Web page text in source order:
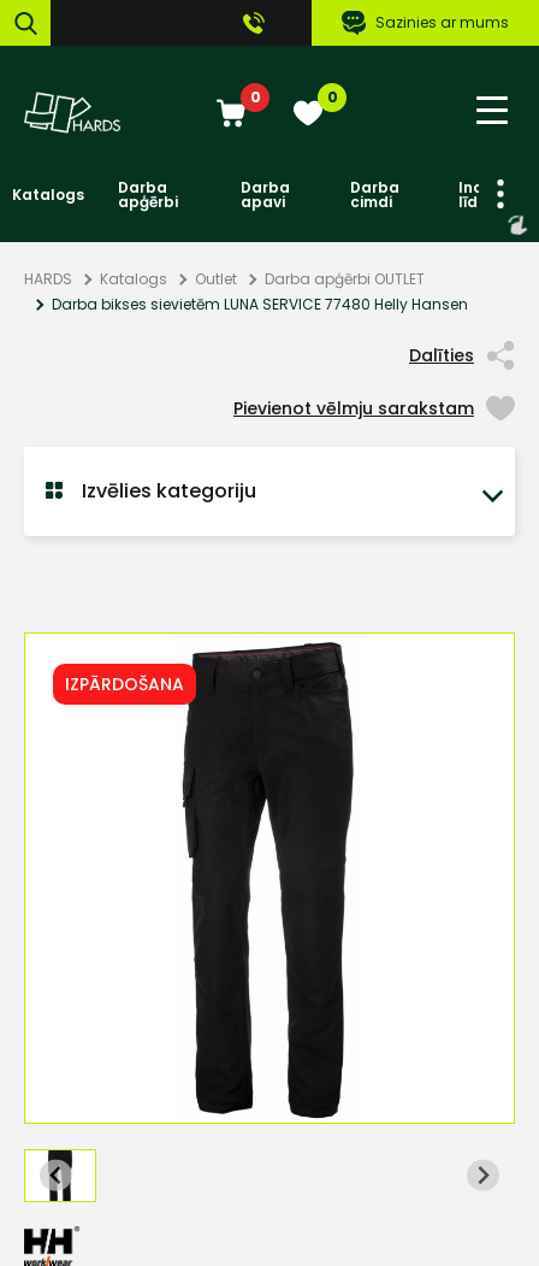
Sazinies ar mums
0 0
Katalogs Darba
apģērbi
Darba
apavi
Darba
cimdi līdzekļi
HARDS Katalogs Outlet
Darba apģērbi OUTLET
Darba bikses sievietēm LUNA SERVICE 77480 Helly Hansen
Dalīties
Pievienot vēlmju sarakstam
Izvēlies kategoriju
IZPĀRDOŠANA